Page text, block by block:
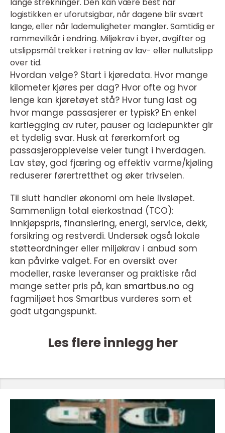
logistikken er uforutsigbar, når dagene blir svært
lange, eller når lademuligheter mangler. Samtidig er
rammevilkår i endring. Miljøkrav i byer, avgifter og
utslippsmål trekker i retning av lav- eller nullutslipp
over tid.
Hvordan velge? Start i kjøredata. Hvor mange
kilometer kjøres per dag? Hvor ofte og hvor
lenge kan kjøretøyet stå? Hvor tung last og
hvor mange passasjerer er typisk? En enkel
kartlegging av ruter, pauser og ladepunkter gir
et tydelig svar. Husk at førerkomfort og
passasjeropplevelse veier tungt i hverdagen.
Lav støy, god fjæring og effektiv varme/kjøling
reduserer førertretthet og øker trivselen.
Til slutt handler økonomi om hele livsløpet.
Sammenlign total eierkostnad (TCO):
innkjøpspris, finansiering, energi, service, dekk,
forsikring og restverdi. Undersøk også lokale
støtteordninger eller miljøkrav i anbud som
kan påvirke valget. For en oversikt over
modeller, raske leveranser og praktiske råd
mange setter pris på, kan smartbus.no og
fagmiljøet hos Smartbus vurderes som et
godt utgangspunkt.
Les flere innlegg her